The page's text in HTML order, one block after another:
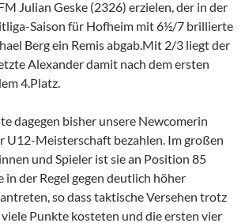
Julian Geske (2326) erzielen, der in der
Saison für Hofheim mit 6½/7 brillierte
Berg ein Remis abgab.Mit 2/3 liegt der
Alexander damit nach dem ersten
4.Platz.
dagegen bisher unsere Newcomerin
U12-Meisterschaft bezahlen. Im großen
und Spieler ist sie an Position 85
in der Regel gegen deutlich höher
so dass taktische Versehen trotz
Punkte kosteten und die ersten vier